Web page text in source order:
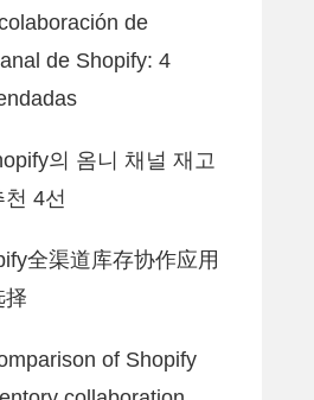
de
de Shopify: 4
의 옴니 채널 재고
4선
全渠道库存协作应用
择
of Shopify